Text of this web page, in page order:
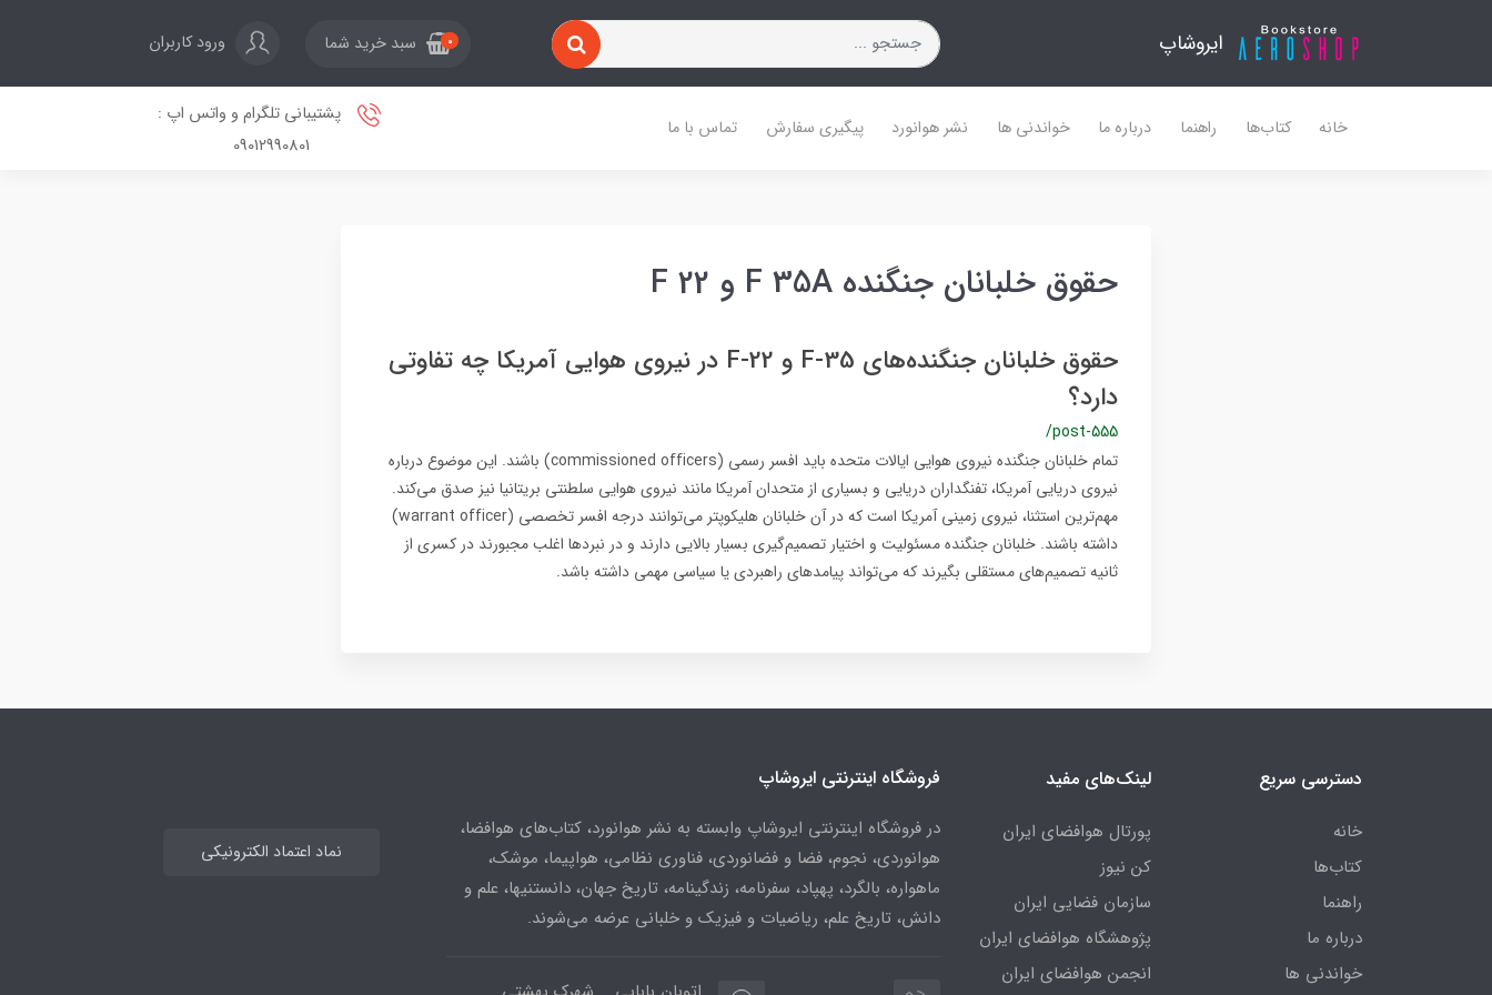
ایروشاپ 0 سبد خرید شما ورود کاربران
خانه کتاب‌ها راهنما درباره ما خواندنی ها نشر هوانورد پیگیری سفارش تماس با ما
پشتیبانی تلگرام و واتس اپ :
09012990801
حقوق خلبانان جنگنده F 35A و F 22
حقوق خلبانان جنگنده‌های F-35 و F-22 در نیروی هوایی آمریکا چه تفاوتی
دارد؟
/post-555
تمام خلبانان جنگنده نیروی هوایی ایالات متحده باید افسر رسمی (commissioned officers) باشند. این موضوع درباره
نیروی دریایی آمریکا، تفنگداران دریایی و بسیاری از متحدان آمریکا مانند نیروی هوایی سلطنتی بریتانیا نیز صدق می‌کند.
مهم‌ترین استثنا، نیروی زمینی آمریکا است که در آن خلبانان هلیکوپتر می‌توانند درجه افسر تخصصی (warrant officer)
داشته باشند. خلبانان جنگنده مسئولیت و اختیار تصمیم‌گیری بسیار بالایی دارند و در نبردها اغلب مجبورند در کسری از
ثانیه تصمیم‌های مستقلی بگیرند که می‌تواند پیامدهای راهبردی یا سیاسی مهمی داشته باشد.
دسترسی سریع
خانه
کتاب‌ها
راهنما
درباره ما
خواندنی ها
لینک‌های مفید
پورتال هوافضای ایران
کن نیوز
سازمان فضایی ایران
پژوهشگاه هوافضای ایران
انجمن هوافضای ایران
فروشگاه اینترنتی ایروشاپ
در فروشگاه اینترنتی ایروشاپ وابسته به نشر هوانورد، کتاب‌های هوافضا،
هوانوردی، نجوم، فضا و فضانوردی، فناوری نظامی، هواپیما، موشک،
ماهواره، بالگرد، پهپاد، سفرنامه، زندگینامه، تاریخ جهان، دانستنیها، علم و
دانش، تاریخ علم، ریاضیات و فیزیک و خلبانی عرضه می‌شوند.
نماد اعتماد الکترونیکی